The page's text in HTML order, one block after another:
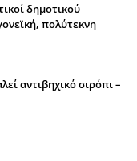
δημοτικού
πολύτεκνη
αντιβηχικό σιρόπι –